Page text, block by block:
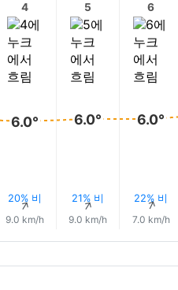
4
6.0°
20% 비
↑
9.0 km/h
5
6.0°
21% 비
↑
9.0 km/h
6
6.0°
22% 비
↑
7.0 km/h